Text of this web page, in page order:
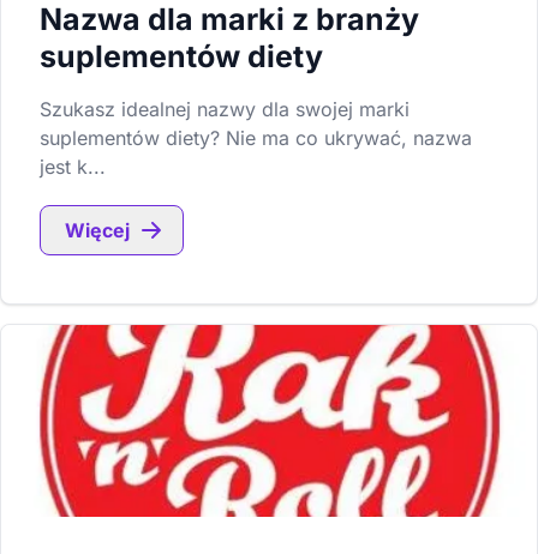
Nazwa dla marki z branży
suplementów diety
Szukasz idealnej nazwy dla swojej marki
suplementów diety? Nie ma co ukrywać, nazwa
jest k...
Więcej